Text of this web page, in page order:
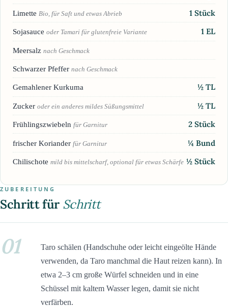
Limette Bio, für Saft und etwas Abrieb 1 Stück
Sojasauce oder Tamari für glutenfreie Variante 1 EL
Meersalz nach Geschmack
Schwarzer Pfeffer nach Geschmack
Gemahlener Kurkuma ½ TL
Zucker oder ein anderes mildes Süßungsmittel ½ TL
Frühlingszwiebeln für Garnitur 2 Stück
frischer Koriander für Garnitur ¼ Bund
Chilischote mild bis mittelscharf, optional für etwas Schärfe ½ Stück
ZUBEREITUNG
Schritt für Schritt
01
Taro schälen (Handschuhe oder leicht eingeölte Hände
verwenden, da Taro manchmal die Haut reizen kann). In
etwa 2–3 cm große Würfel schneiden und in eine
Schüssel mit kaltem Wasser legen, damit sie nicht
verfärben.